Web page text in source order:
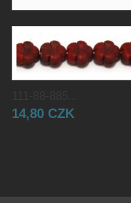
14,80 CZK